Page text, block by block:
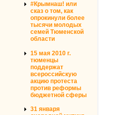
#Крымнаш! или
сказ о том, как
опрокинули более
тысячи молодых
семей Тюменской
области
15 мая 2010 г.
тюменцы
поддержат
всероссийскую
акцию протеста
против реформы
бюджетной сферы
31 января